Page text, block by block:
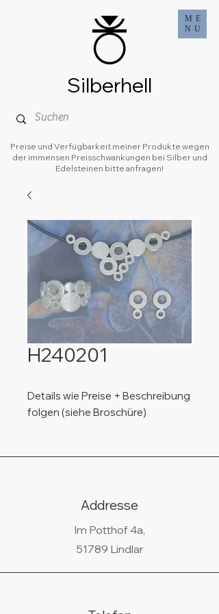
ME
NU
Preise und Verfügbarkeit meiner Produkte wegen
der immensen Preisschwankungen bei Silber und
Edelsteinen bitte anfragen!
Silberhell
H240201
Details wie Preise + Beschreibung
folgen (siehe Broschüre)
Addresse
Im Potthof 4a,
51789 Lindlar